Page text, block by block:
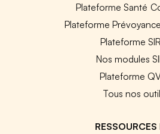
Plateforme Santé
Plateforme
Plateforme
Nos modules
Plateforme
Tous nos
RESSOURCES